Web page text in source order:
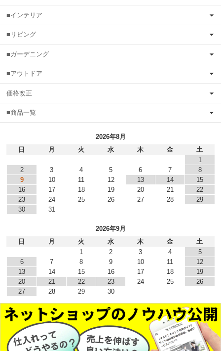
■インテリア
■リビング
■ガーデニング
■アウトドア
価格改正
■商品一覧
2026年8月
日
月 火 水 木 金
土
1
2
3 4 5 6 7
8
9
10 11 12 13 14
15
16
17 18 19 20 21
22
23
24 25 26 27 28
29
30
31
2026年9月
日
月 火 水 木 金
土
1
2 3 4
5
6
7 8 9 10 11
12
13
14 15 16 17 18
19
20
21 22 23 24 25
26
27
28 29 30